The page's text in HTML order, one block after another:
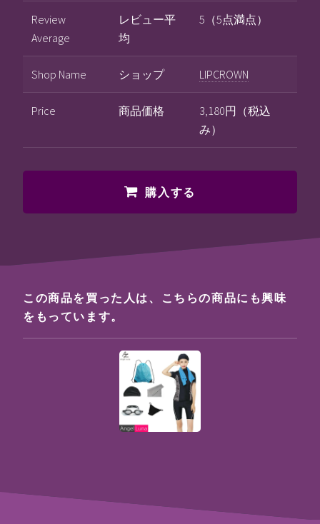
Review
Average
レビュー平
均
5（5点満点）
Shop Name ショップ LIPCROWN
Price 商品価格
3,180円（税込
み）
購入する
この商品を買った人は、こちらの商品にも興味
をもっています。